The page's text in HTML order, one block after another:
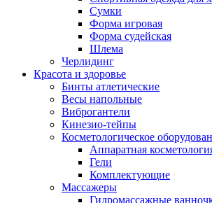
Сумки
Форма игровая
Форма судейская
Шлема
Черлидинг
Красота и здоровье
Бинты атлетические
Весы напольные
Виброгантели
Кинезио-тейпы
Косметологическое
Аппаратная
Гели
Комплектующие
Массажеры
Гидромассажные